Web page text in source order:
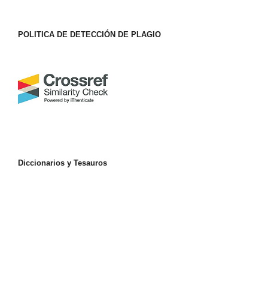
POLITICA DE DETECCIÓN DE PLAGIO
Diccionarios y Tesauros